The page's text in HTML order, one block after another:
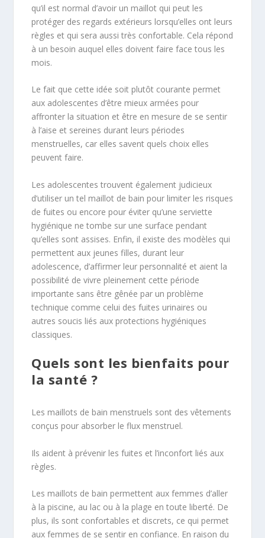
qu’il est normal d’avoir un maillot qui peut les
protéger des regards extérieurs lorsqu’elles ont leurs
règles et qui sera aussi très confortable. Cela répond
à un besoin auquel elles doivent faire face tous les
mois.
Le fait que cette idée soit plutôt courante permet
aux adolescentes d’être mieux armées pour
affronter la situation et être en mesure de se sentir
à l’aise et sereines durant leurs périodes
menstruelles, car elles savent quels choix elles
peuvent faire.
Les adolescentes trouvent également judicieux
d’utiliser un tel maillot de bain pour limiter les risques
de fuites ou encore pour éviter qu’une serviette
hygiénique ne tombe sur une surface pendant
qu’elles sont assises. Enfin, il existe des modèles qui
permettent aux jeunes filles, durant leur
adolescence, d’affirmer leur personnalité et aient la
possibilité de vivre pleinement cette période
importante sans être gênée par un problème
technique comme celui des fuites urinaires ou
autres soucis liés aux protections hygiéniques
classiques.
Quels sont les bienfaits pour
la santé ?
Les maillots de bain menstruels sont des vêtements
conçus pour absorber le flux menstruel.
Ils aident à prévenir les fuites et l’inconfort liés aux
règles.
Les maillots de bain permettent aux femmes d’aller
à la piscine, au lac ou à la plage en toute liberté. De
plus, ils sont confortables et discrets, ce qui permet
aux femmes de se sentir en confiance. En raison du